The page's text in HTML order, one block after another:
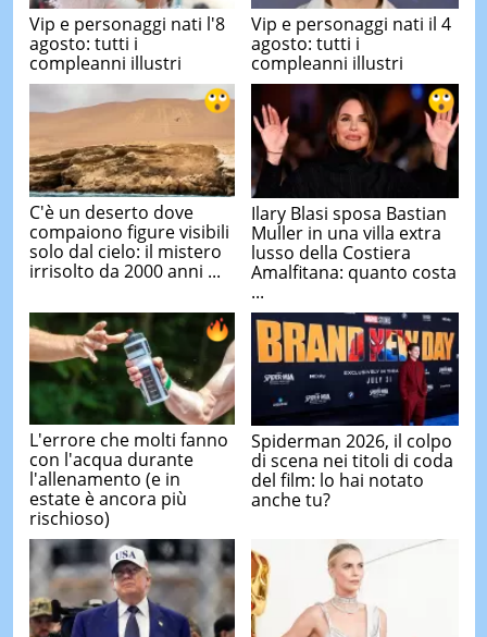
Vip e personaggi nati l'8
agosto: tutti i
compleanni illustri
Vip e personaggi nati il 4
agosto: tutti i
compleanni illustri
C'è un deserto dove
compaiono figure visibili
solo dal cielo: il mistero
irrisolto da 2000 anni ...
Ilary Blasi sposa Bastian
Muller in una villa extra
lusso della Costiera
Amalfitana: quanto costa
...
L'errore che molti fanno
con l'acqua durante
l'allenamento (e in
estate è ancora più
rischioso)
Spiderman 2026, il colpo
di scena nei titoli di coda
del film: lo hai notato
anche tu?